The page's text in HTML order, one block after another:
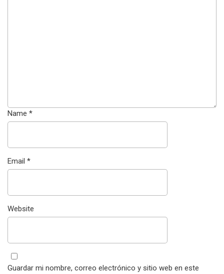
Name *
Email *
Website
Guardar mi nombre, correo electrónico y sitio web en este